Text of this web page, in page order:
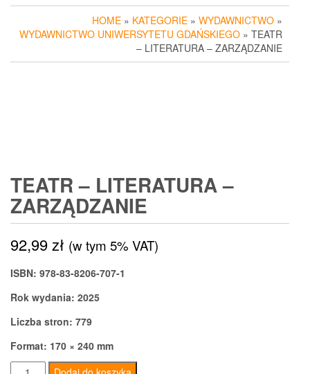
HOME » KATEGORIE » WYDAWNICTWO »
WYDAWNICTWO UNIWERSYTETU GDAŃSKIEGO » TEATR
– LITERATURA – ZARZĄDZANIE
TEATR – LITERATURA –
ZARZĄDZANIE
92,99zł (w tym 5% VAT)
ISBN: 978-83-8206-707-1
Rok wydania: 2025
Liczba stron: 779
Format: 170 × 240 mm
ilość